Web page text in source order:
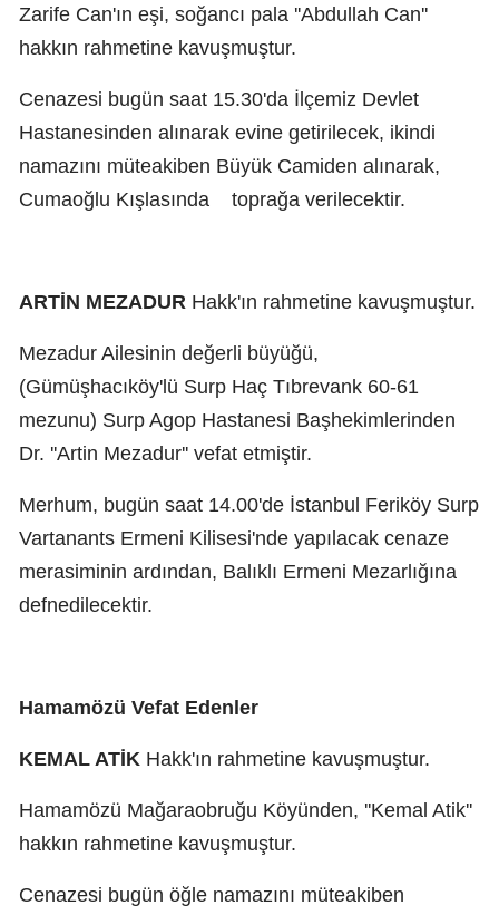
Zarife Can'ın eşi, soğancı pala ''Abdullah Can''
hakkın rahmetine kavuşmuştur.
Cenazesi bugün saat 15.30'da İlçemiz Devlet
Hastanesinden alınarak evine getirilecek, ikindi
namazını müteakiben Büyük Camiden alınarak,
Cumaoğlu Kışlasında
toprağa verilecektir.
ARTİN MEZADUR Hakk'ın rahmetine kavuşmuştur.
Mezadur Ailesinin değerli büyüğü,
(Gümüşhacıköy'lü Surp Haç Tıbrevank 60-61
mezunu) Surp Agop Hastanesi Başhekimlerinden
Dr. ''Artin Mezadur'' vefat etmiştir.
Merhum, bugün saat 14.00'de İstanbul Feriköy Surp
Vartanants Ermeni Kilisesi'nde yapılacak cenaze
merasiminin ardından, Balıklı Ermeni Mezarlığına
defnedilecektir.
Hamamözü Vefat Edenler
KEMAL ATİK Hakk'ın rahmetine kavuşmuştur.
Hamamözü Mağaraobruğu Köyünden, ''Kemal Atik''
hakkın rahmetine kavuşmuştur.
Cenazesi bugün öğle namazını müteakiben